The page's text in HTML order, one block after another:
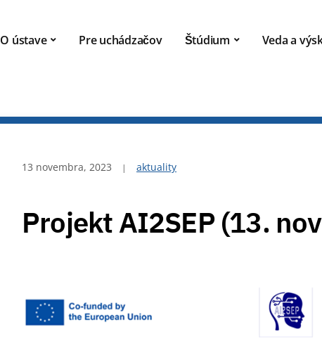
O ústave Pre uchádzačov Štúdium Veda a
13 novembra, 2023 aktuality
Projekt AI2SEP (13.